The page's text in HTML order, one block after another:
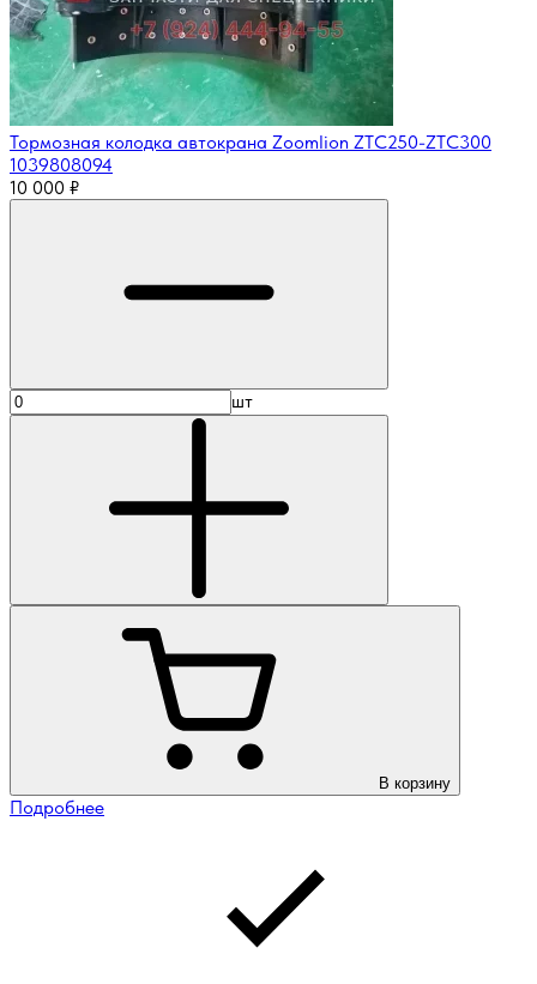
Тормозная колодка автокрана Zoomlion ZTC250-ZTC300
1039808094
10 000 ₽
шт
В корзину
Подробнее